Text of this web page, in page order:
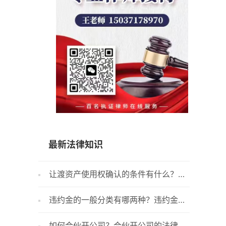
最新法律知识
让渡资产使用权确认的条件有什么？收
入的金额能够可靠地计量是什么意思？
违约金的一般分类有哪两种？违约金的